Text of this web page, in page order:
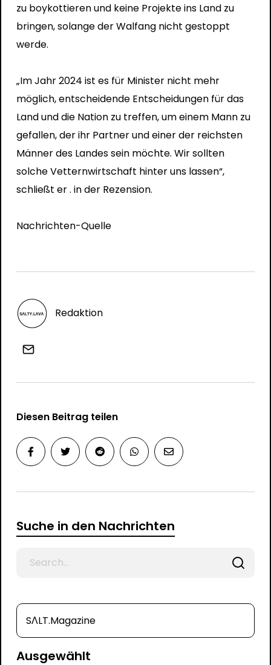
zu boykottieren und keine Projekte ins Land zu
bringen, solange der Walfang nicht gestoppt
werde.
„Im Jahr 2024 ist es für Minister nicht mehr
möglich, entscheidende Entscheidungen für das
Land und die Nation zu treffen, um einem Mann zu
gefallen, der ihr Partner und einer der reichsten
Männer des Landes sein möchte. Wir sollten
solche Vetternwirtschaft hinter uns lassen“,
schließt er . in der Rezension.
Nachrichten-Quelle
Redaktion
Diesen Beitrag teilen
Suche in den Nachrichten
SΛLT.Magazine
Ausgewählt